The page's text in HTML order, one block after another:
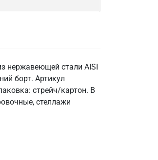
нержавеющей стали AISI
борт. Артикул
стрейч/картон. В
стеллажи